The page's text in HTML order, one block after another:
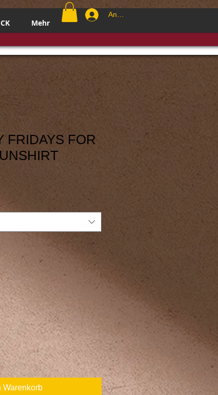
Mehr
Anmelden
FRIDAYS FOR
Warenkorb